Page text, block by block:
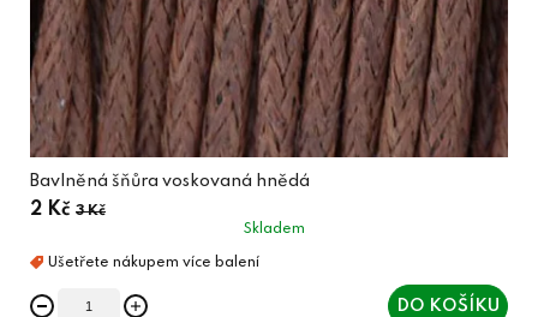
Bavlněná šňůra voskovaná hnědá
2 Kč 3 Kč
Skladem
DO KOŠÍKU